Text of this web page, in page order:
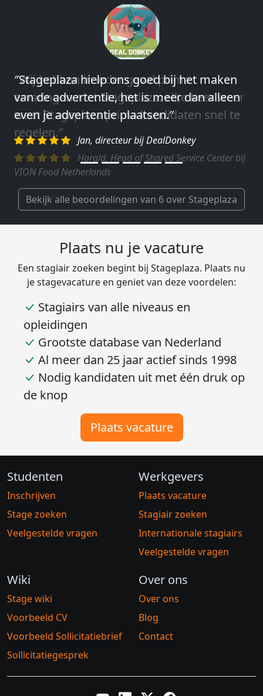
″Wij hebben in ieder geval prima
ervaringen met Stageplaza: elke keer weer
weet Stageplaza prima kandidaten snel te
regelen.″
Harald, Head of Shared Service Center bij
VION Food Netherlands
Bekijk alle beoordelingen van 6 over Stageplaza
Plaats nu je vacature
Een stagiair zoeken begint bij Stageplaza. Plaats nu
je stagevacature en geniet van deze voordelen:
Stagiairs van alle niveaus en
opleidingen
Grootste database van Nederland
Al meer dan 25 jaar actief sinds 1998
Nodig kandidaten uit met één druk op
de knop
Plaats vacature
Studenten
Inschrijven
Stage zoeken
Veelgestelde vragen
Werkgevers
Plaats vacature
Stagiair zoeken
Internationale stagiairs
Veelgestelde vragen
Wiki
Stage wiki
Voorbeeld CV
Voorbeeld Sollicitatiebrief
Sollicitatiegesprek
Over ons
Over ons
Blog
Contact